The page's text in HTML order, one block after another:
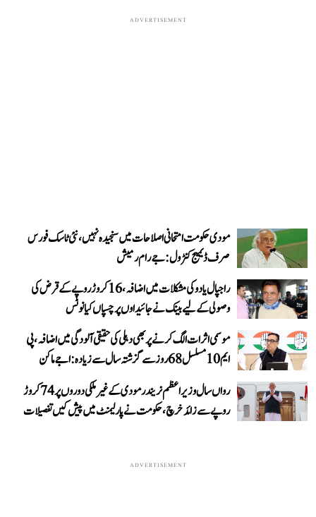
ADVERTISEMENT
مودی حکومت امتحانی اصلاحات میں سنجیدہ نہیں، نئی ٹاسک فورس
صرف ڈیمیج کنٹرول: جے رام رمیش
راجپال یادو کی مشکلات میں اضافہ، 16 کروڑ روپے کے قرض کی
وصولی کے لیے بینک نے جائیداوں پر چسپاں کیا نوٹس
موسمی اثرات الگ کرنے پر بھی دہلی کی حقیقی آلودگی میں اضافہ، پی
ایم 10 مسلسل 68 روز سے گزشتہ سال سے زیادہ: اجے ماکن
رواں سال وزیر اعظم نریندر مودی کے غیر ملکی دوروں پر 74 کروڑ
روپے سے زائد خرچ، حکومت نے پارلیمنٹ میں پیش کیں تفصیلات
ADVERTISEMENT